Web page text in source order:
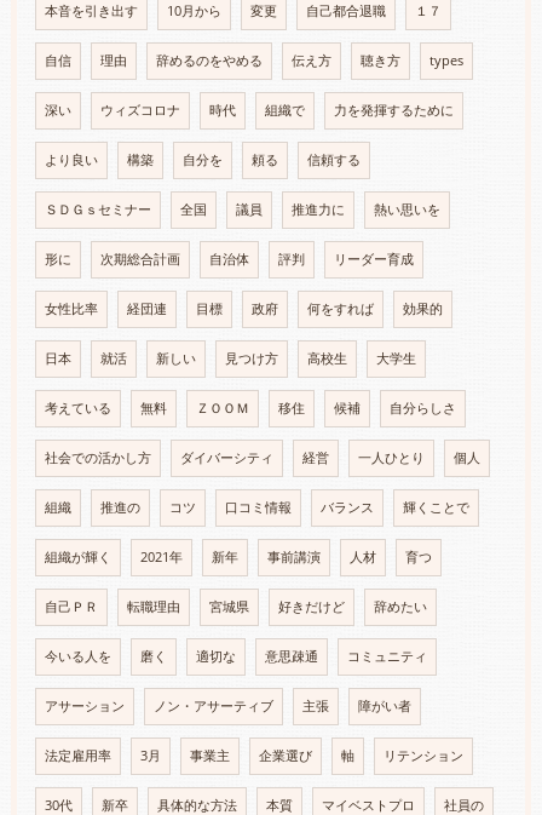
本音を引き出す 10月から 変更 自己都合退職 １７
自信 理由 辞めるのをやめる 伝え方 聴き方 types
深い ウィズコロナ 時代 組織で 力を発揮するために
より良い 構築 自分を 頼る 信頼する
ＳＤＧｓセミナー 全国 議員 推進力に 熱い思いを
形に 次期総合計画 自治体 評判 リーダー育成
女性比率 経団連 目標 政府 何をすれば 効果的
日本 就活 新しい 見つけ方 高校生 大学生
考えている 無料 ＺＯＯＭ 移住 候補 自分らしさ
社会での活かし方 ダイバーシティ 経営 一人ひとり 個人
組織 推進の コツ 口コミ情報 バランス 輝くことで
組織が輝く 2021年 新年 事前講演 人材 育つ
自己ＰＲ 転職理由 宮城県 好きだけど 辞めたい
今いる人を 磨く 適切な 意思疎通 コミュニティ
アサーション ノン・アサーティブ 主張 障がい者
法定雇用率 3月 事業主 企業選び 軸 リテンション
30代 新卒 具体的な方法 本質 マイベストプロ 社員の